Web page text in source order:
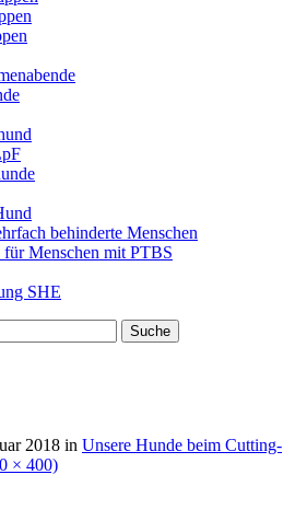
behinderte Menschen
für Menschen mit PTBS
SHE
2018 in Unsere Hunde beim Cutting-
× 400)